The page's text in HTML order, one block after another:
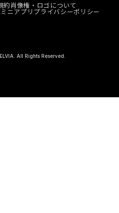
約肖像権・ロゴについて
ニアプリプライバシーポリシー
All Rights Reserved.